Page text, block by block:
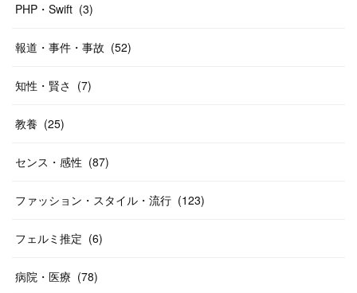
PHP・Swift (3)
報道・事件・事故 (52)
知性・賢さ (7)
教養 (25)
センス・感性 (87)
ファッション・スタイル・流行 (123)
フェルミ推定 (6)
病院・医療 (78)